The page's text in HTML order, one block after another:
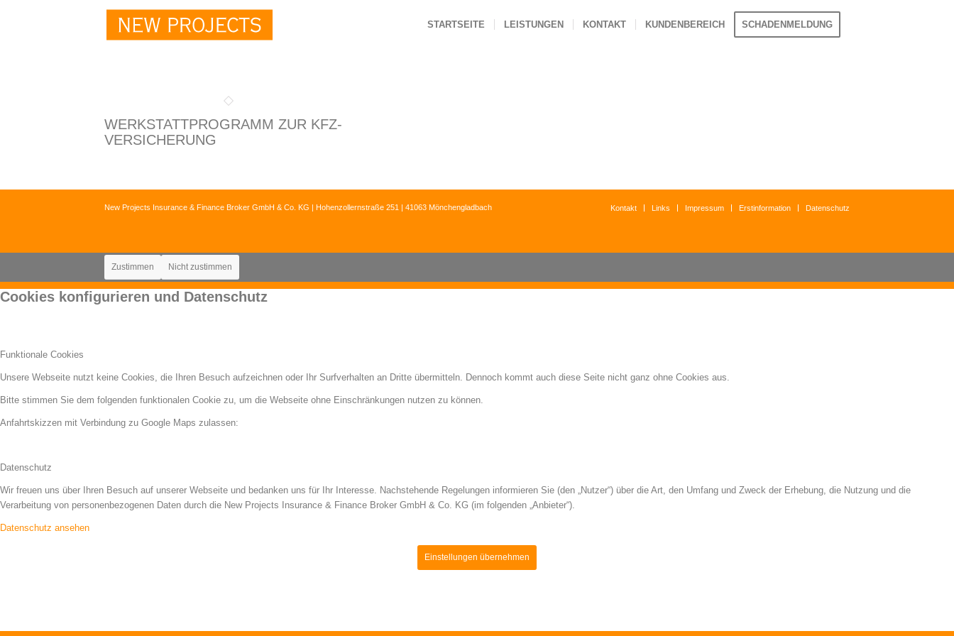
STARTSEITE LEISTUNGEN KONTAKT KUNDENBEREICH SCHADENMELDUNG
WERKSTATT­PROGRAMM ZUR KFZ-
VER­SI­CHERUNG
New Projects Insurance & Finance Broker GmbH & Co. KG | Hohenzollernstraße 251 | 41063 Mönchengladbach Kontakt Links Impressum Erstinformation Datenschutz
Zustimmen Nicht zustimmen
Cookies konfigurieren und Datenschutz
Funktionale Cookies
Unsere Webseite nutzt keine Cookies, die Ihren Besuch aufzeichnen oder Ihr Surfverhalten an Dritte übermitteln. Dennoch kommt auch diese Seite nicht ganz ohne Cookies aus.
Bitte stimmen Sie dem folgenden funktionalen Cookie zu, um die Webseite ohne Einschränkungen nutzen zu können.
Anfahrtskizzen mit Verbindung zu Google Maps zulassen:
Datenschutz
Wir freuen uns über Ihren Besuch auf unserer Webseite und bedanken uns für Ihr Interesse. Nachstehende Regelungen informieren Sie (den „Nutzer“) über die Art, den Umfang und Zweck der Erhebung, die Nutzung und die
Verarbeitung von personenbezogenen Daten durch die New Projects Insurance & Finance Broker GmbH & Co. KG (im folgenden „Anbieter“).
Datenschutz ansehen
Einstellungen übernehmen